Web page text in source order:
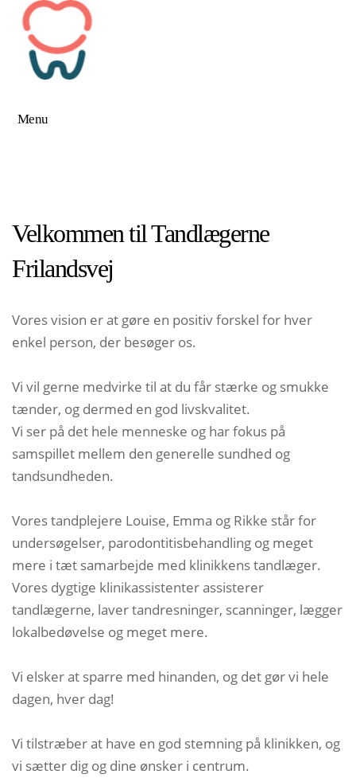
Menu
Velkommen til Tandlægerne
Frilandsvej
Vores vision er at gøre en positiv forskel for hver
enkel person, der besøger os.
Vi vil gerne medvirke til at du får stærke og smukke
tænder, og dermed en god livskvalitet.
Vi ser på det hele menneske og har fokus på
samspillet mellem den generelle sundhed og
tandsundheden.
Vores tandplejere Louise, Emma og Rikke står for
undersøgelser, parodontitisbehandling og meget
mere i tæt samarbejde med klinikkens tandlæger.
Vores dygtige klinikassistenter assisterer
tandlægerne, laver tandresninger, scanninger, lægger
lokalbedøvelse og meget mere.
Vi elsker at sparre med hinanden, og det gør vi hele
dagen, hver dag!
Vi tilstræber at have en god stemning på klinikken, og
vi sætter dig og dine ønsker i centrum.